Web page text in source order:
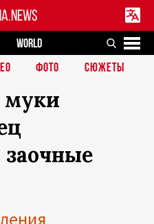
WORLD
ФОТО СЮЖЕТЫ
муки